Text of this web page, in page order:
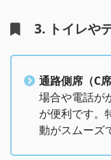
3. トイレや
通路側席（C
場合や電話が
が便利です。
動がスムーズ